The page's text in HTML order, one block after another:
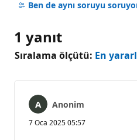
yok
Ben de aynı soruyu
1 yanıt
Sıralama ölçütü: En
Anonim
7 Oca 2025 05:57